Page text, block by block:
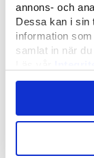
annons- och
Dessa kan i sin
information
samlat in när
Läs mer om
Just
en av de
ett projekt.
inte nå
största
viktigaste